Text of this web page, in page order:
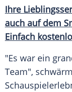
Ihre
auch auf dem
Einfach
"Es war ein
Team",